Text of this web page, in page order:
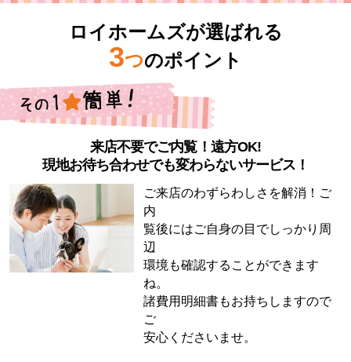
ロイホームズが選ばれる
3つのポイント
来店不要でご内覧！遠方OK!
現地お待ち合わせでも変わらないサービス！
ご来店のわずらわしさを解消！ご
内
覧後にはご自身の目でしっかり周
辺
環境も確認することができます
ね。
諸費用明細書もお持ちしますので
ご
安心くださいませ。